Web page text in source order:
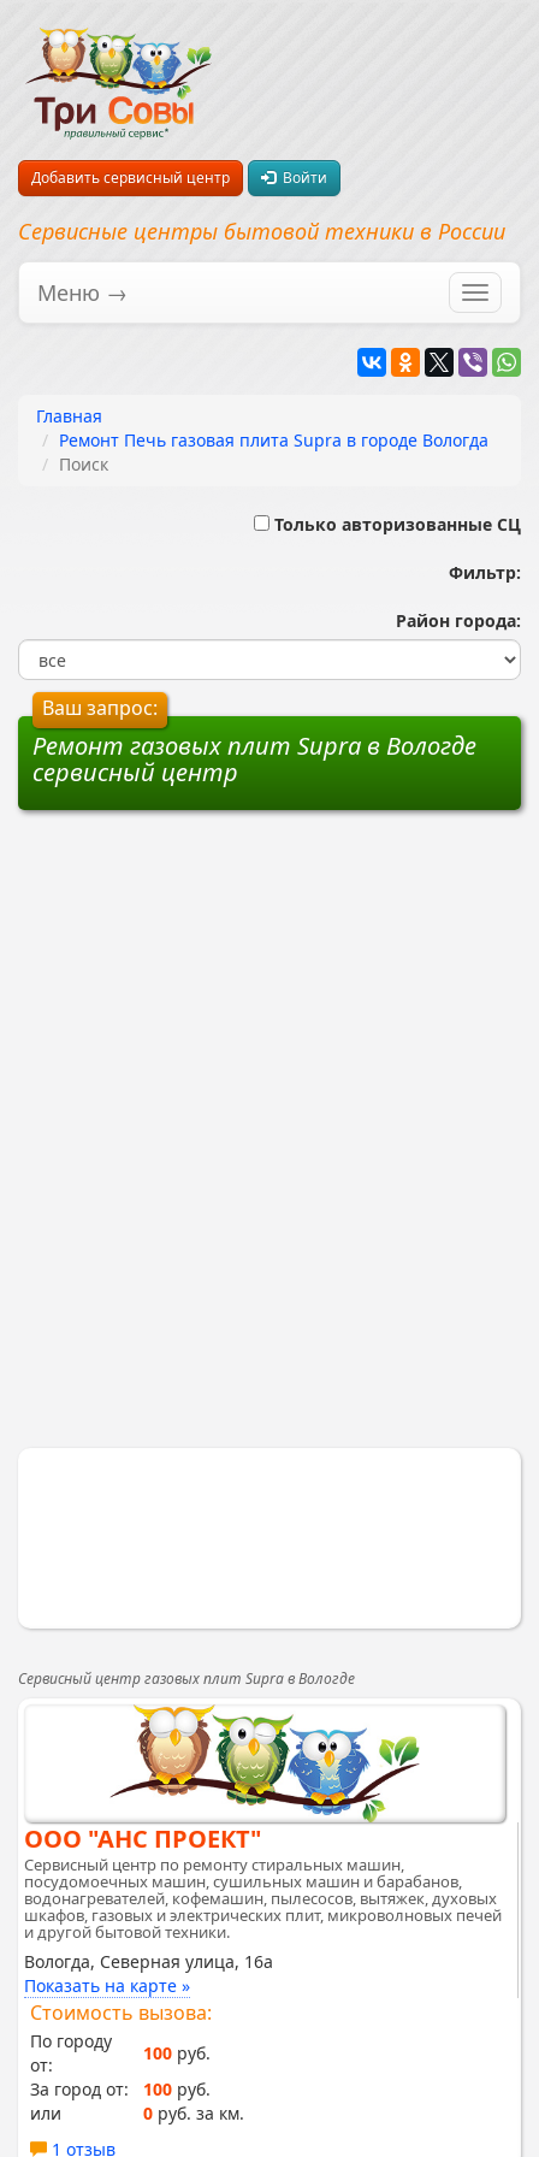
Добавить сервисный центр Войти
Сервисные центры бытовой техники в России
Меню →
Главная
Ремонт Печь газовая плита Supra в городе Вологда
Поиск
Только авторизованные СЦ
Фильтр:
Район города:
Ваш запрос:
Ремонт газовых плит Supra в Вологде
сервисный центр
Сервисный центр газовых плит Supra в Вологде
ООО "АНС ПРОЕКТ"
Сервисный центр по ремонту стиральных машин,
посудомоечных машин, сушильных машин и барабанов,
водонагревателей, кофемашин, пылесосов, вытяжек, духовых
шкафов, газовых и электрических плит, микроволновых печей
и другой бытовой техники.
Вологда, Северная улица, 16а
Показать на карте »
Стоимость вызова:
По городу
от:
100 руб.
За город от:
100 руб.
или
0 руб. за км.
1 отзыв